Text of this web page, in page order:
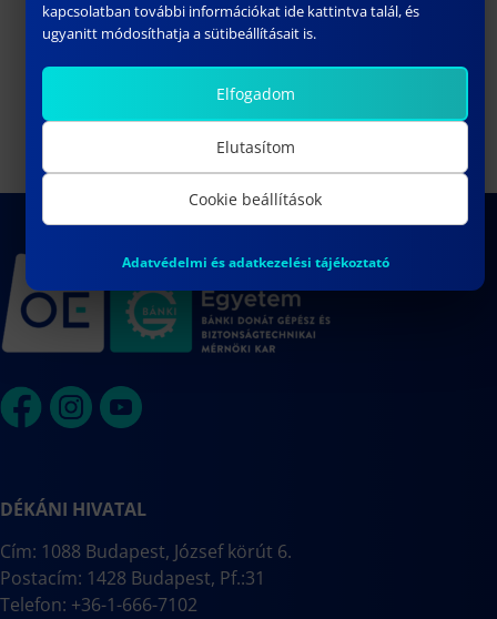
Berek László doktori
értekezésének nyilvános
vitája
Diplomaátadó Ünnepség /
Graduation Ceremony (Bsc & MSc)
DÉKÁNI HIVATAL
Cím: 1088 Budapest, József körút 6.
Postacím: 1428 Budapest, Pf.:31
Telefon: +36-1-666-7102
kapcsolatban további információkat ide kattintva talál, és
ugyanitt módosíthatja a sütibeállításait is.
Elfogadom
Elutasítom
Cookie beállítások
Adatvédelmi és adatkezelési tájékoztató